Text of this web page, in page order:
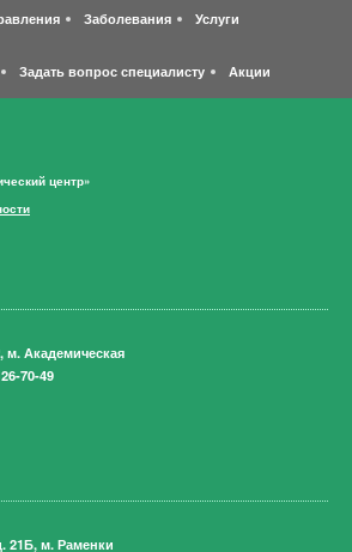
Заболевания
Услуги
Задать вопрос специалисту Акции
центр»
м. Академическая
70-49
21Б, м. Раменки